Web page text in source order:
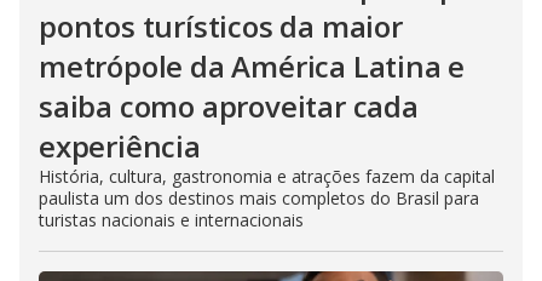
pontos turísticos da maior
metrópole da América Latina e
saiba como aproveitar cada
experiência
História, cultura, gastronomia e atrações fazem da capital
paulista um dos destinos mais completos do Brasil para
turistas nacionais e internacionais